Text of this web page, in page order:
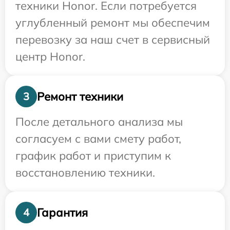
техники Honor. Если потребуется
углубленный ремонт мы обеспечим
перевозку за наш счет в сервисный
центр Honor.
3
Ремонт техники
После детального анализа мы
согласуем с вами смету работ,
график работ и приступим к
восстановлению техники.
4
Гарантия